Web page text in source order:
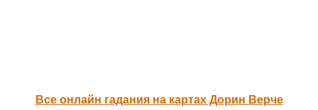
Все онлайн гадания на картах Дорин Верче